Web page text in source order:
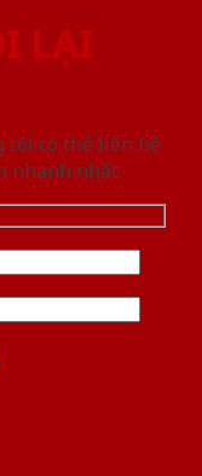
LẠI
tôi có thể liên hệ
nhanh nhất.